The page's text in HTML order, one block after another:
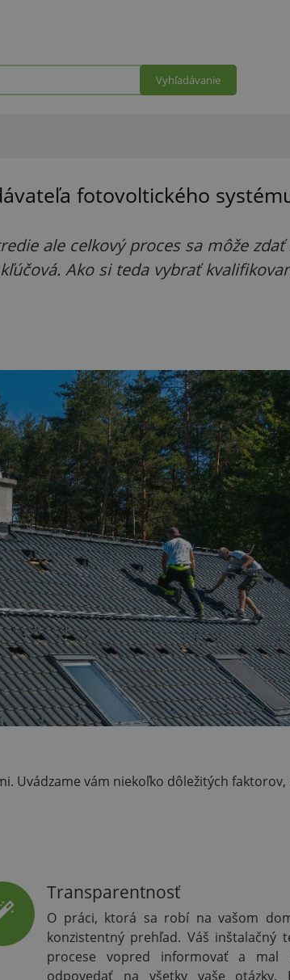
Vyhľadávanie
fotovoltického
ale celkový proces sa môže zdať
Ako si teda vybrať
Uvádzame vám niekoľko dôležitých
Transparentnosť
O práci, ktorá sa robí na vašom
konzistentný prehľad. Váš inštalačný
procese vopred informovať a mal
odpovedať na všetky vaše otázky.